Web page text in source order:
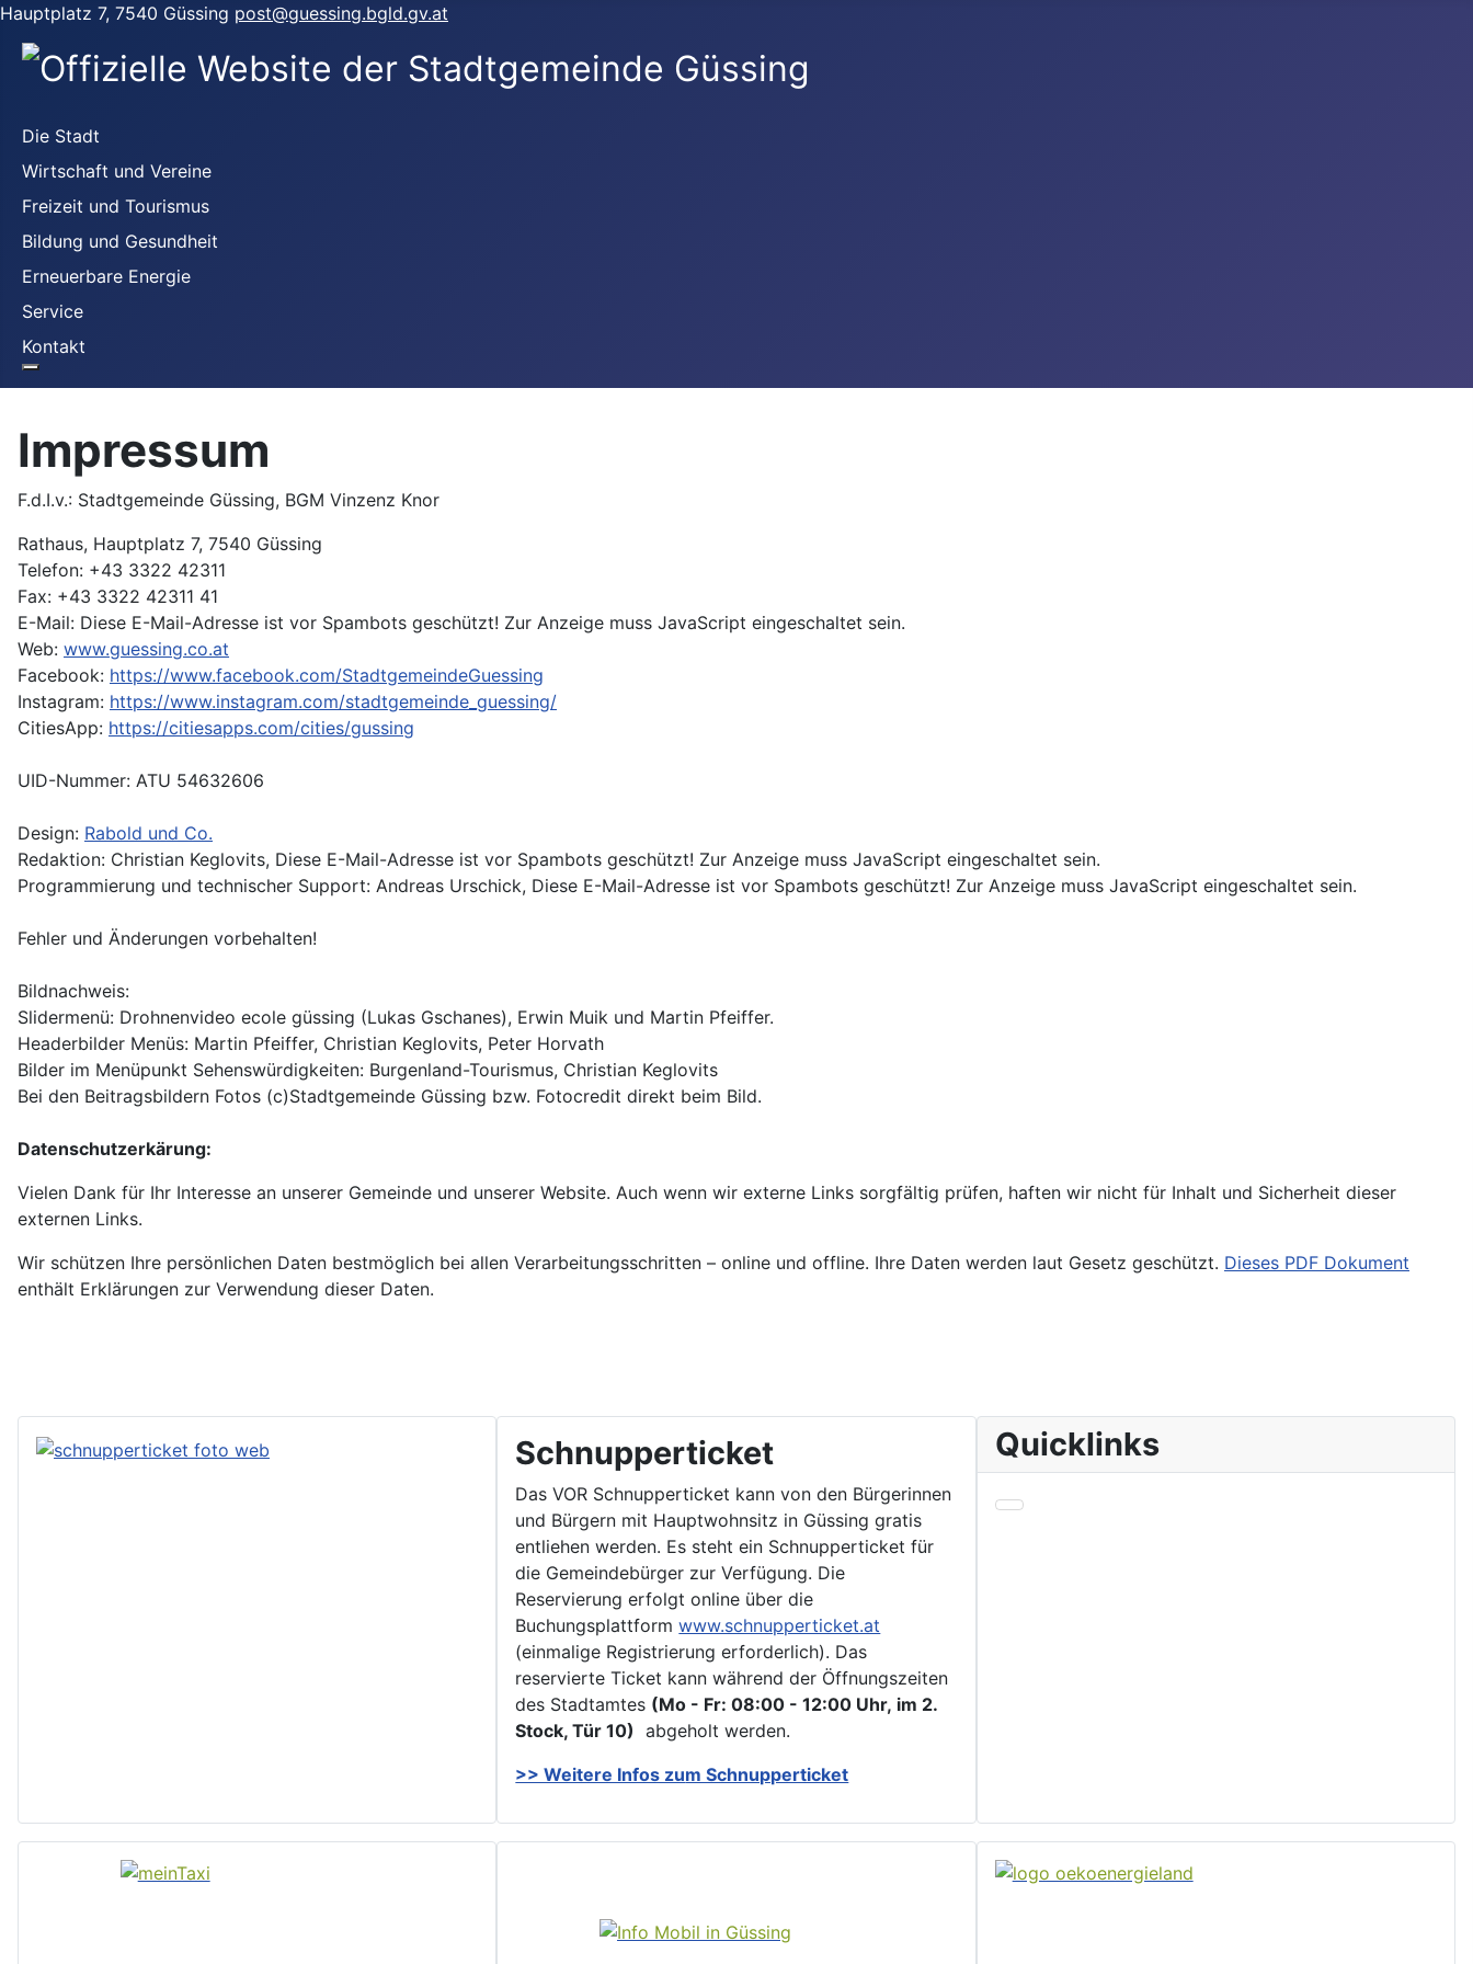
Hauptplatz 7, 7540 Güssing post@guessing.bgld.gv.at
Die Stadt
Wirtschaft und Vereine
Freizeit und Tourismus
Bildung und Gesundheit
Erneuerbare Energie
Service
Kontakt
Impressum
F.d.I.v.: Stadtgemeinde Güssing, BGM Vinzenz Knor
Rathaus, Hauptplatz 7, 7540 Güssing
Telefon: +43 3322 42311
Fax: +43 3322 42311 41
E-Mail: Diese E-Mail-Adresse ist vor Spambots geschützt! Zur Anzeige muss JavaScript eingeschaltet sein.
Web: www.guessing.co.at
Facebook: https://www.facebook.com/StadtgemeindeGuessing
Instagram: https://www.instagram.com/stadtgemeinde_guessing/
CitiesApp: https://citiesapps.com/cities/gussing
UID-Nummer: ATU 54632606
Design: Rabold und Co.
Redaktion: Christian Keglovits, Diese E-Mail-Adresse ist vor Spambots geschützt! Zur Anzeige muss JavaScript eingeschaltet sein.
Programmierung und technischer Support: Andreas Urschick, Diese E-Mail-Adresse ist vor Spambots geschützt! Zur Anzeige muss JavaScript eingeschaltet sein.
Fehler und Änderungen vorbehalten!
Bildnachweis:
Slidermenü: Drohnenvideo ecole güssing (Lukas Gschanes), Erwin Muik und Martin Pfeiffer.
Headerbilder Menüs: Martin Pfeiffer, Christian Keglovits, Peter Horvath
Bilder im Menüpunkt Sehenswürdigkeiten: Burgenland-Tourismus, Christian Keglovits
Bei den Beitragsbildern Fotos (c)Stadtgemeinde Güssing bzw. Fotocredit direkt beim Bild.
Datenschutzerkärung:
Vielen Dank für Ihr Interesse an unserer Gemeinde und unserer Website. Auch wenn wir externe Links sorgfältig prüfen, haften wir nicht für Inhalt und Sicherheit dieser
externen Links.
Wir schützen Ihre persönlichen Daten bestmöglich bei allen Verarbeitungsschritten – online und offline. Ihre Daten werden laut Gesetz geschützt. Dieses PDF Dokument
enthält Erklärungen zur Verwendung dieser Daten.
Schnupperticket
Das VOR Schnupperticket kann von den Bürgerinnen
und Bürgern mit Hauptwohnsitz in Güssing gratis
entliehen werden. Es steht ein Schnupperticket für
die Gemeindebürger zur Verfügung. Die
Reservierung erfolgt online über die
Buchungsplattformwww.schnupperticket.at
(einmalige Registrierung erforderlich). Das
reservierte Ticket kann während der Öffnungszeiten
des Stadtamtes (Mo - Fr: 08:00 - 12:00 Uhr, im 2.
Stock, Tür 10) abgeholt werden.
>> Weitere Infos zum Schnupperticket
Quicklinks